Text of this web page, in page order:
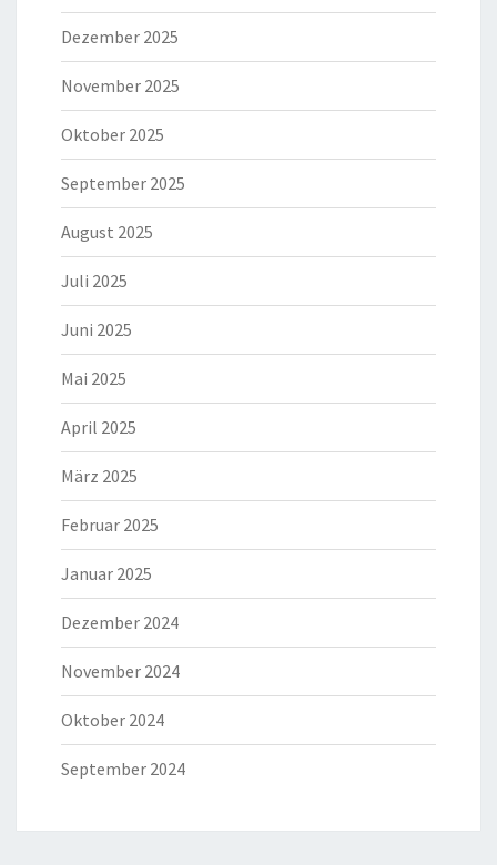
Dezember 2025
November 2025
Oktober 2025
September 2025
August 2025
Juli 2025
Juni 2025
Mai 2025
April 2025
März 2025
Februar 2025
Januar 2025
Dezember 2024
November 2024
Oktober 2024
September 2024